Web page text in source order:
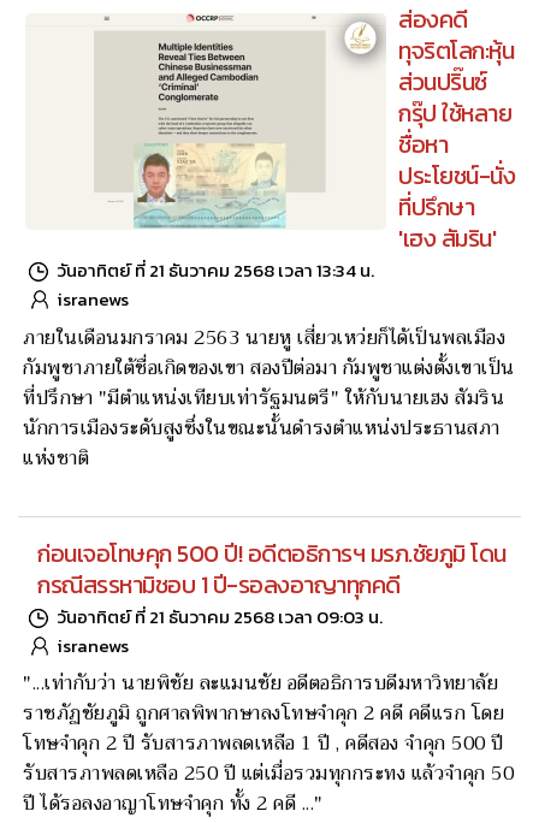
ส่องคดี
ทุจริตโลก:หุ้น
ส่วนปริ๊นซ์
กรุ๊ป ใช้หลาย
ชื่อหา
ประโยชน์-นั่ง
ที่ปรึกษา
'เฮง สัมริน'
วันอาทิตย์ ที่ 21 ธันวาคม 2568 เวลา 13:34 น.
isranews
ภายในเดือนมกราคม 2563 นายหู เสี่ยวเหว่ยก็ได้เป็นพลเมือง
กัมพูชาภายใต้ชื่อเกิดของเขา สองปีต่อมา กัมพูชาแต่งตั้งเขาเป็น
ที่ปรึกษา "มีตำแหน่งเทียบเท่ารัฐมนตรี" ให้กับนายเฮง สัมริน
นักการเมืองระดับสูงซึ่งในขณะนั้นดำรงตำแหน่งประธานสภา
แห่งชาติ
ก่อนเจอโทษ
คุก 500 ปี!
โดนกรณี
สรรหามิชอบ
1 ปี-รอ
ลงอาญาทุก
คดี